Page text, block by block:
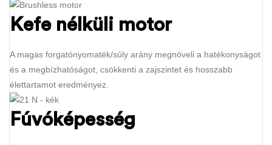
Kefe nélküli motor
A magas forgatónyomaték/súly arány megnöveli a hatékonyságot
és a megbízhatóságot, csökkenti a zajszintet és hosszabb
élettartamot eredményez.
Fúvóképesség